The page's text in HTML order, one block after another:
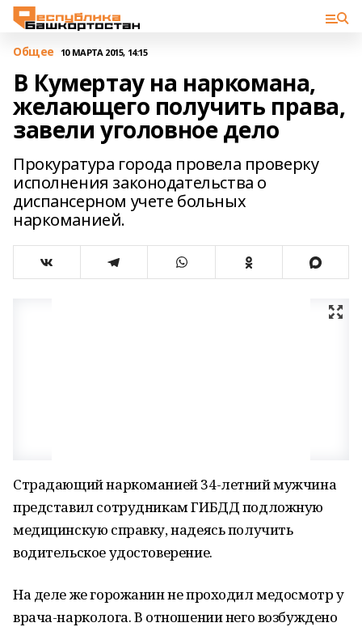
Общее 10 МАРТА 2015, 14:15
В Кумертау на наркомана,
желающего получить права,
завели уголовное дело
Прокуратура города провела проверку
исполнения законодательства о
диспансерном учете больных
наркоманией.
Страдающий наркоманией 34-летний мужчина
представил сотрудникам ГИБДД подложную
медицинскую справку, надеясь получить
водительское удостоверение.
На деле же горожанин не проходил медосмотр у
врача-нарколога. В отношении него возбуждено